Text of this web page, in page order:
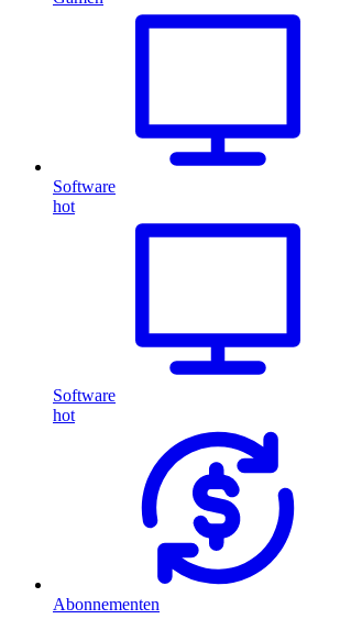
Software
hot
Software
hot
Abonnementen